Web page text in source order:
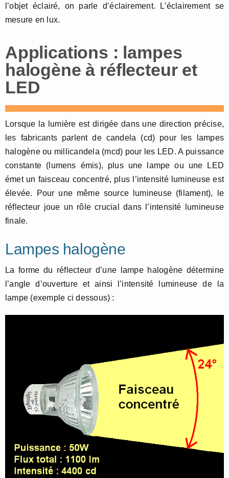
l’objet éclairé, on parle d’éclairement. L’éclairement se
mesure en lux.
Applications : lampes
halogène à réflecteur et
LED
Lorsque la lumière est dirigée dans une direction précise,
les fabricants parlent de candela (cd) pour les lampes
halogène ou millicandela (mcd) pour les LED. A puissance
constante (lumens émis), plus une lampe ou une LED
émet un faisceau concentré, plus l’intensité lumineuse est
élevée. Pour une même source lumineuse (filament), le
réflecteur joue un rôle crucial dans l’intensité lumineuse
finale.
Lampes halogène
La forme du réflecteur d’une lampe halogène détermine
l’angle d’ouverture et ainsi l’intensité lumineuse de la
lampe (exemple ci dessous) :